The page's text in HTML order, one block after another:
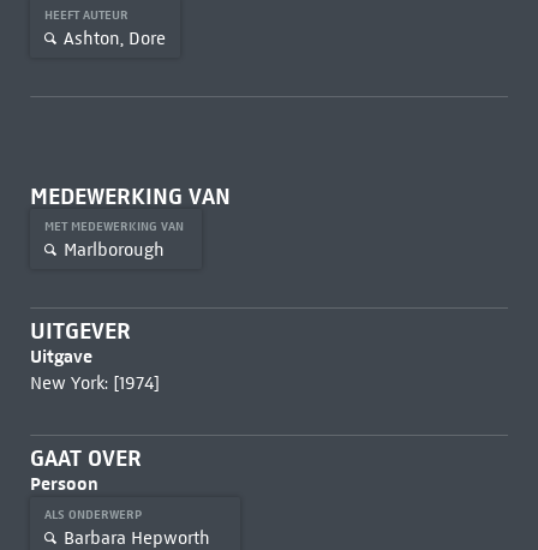
HEEFT AUTEUR
Ashton, Dore
MEDEWERKING VAN
MET MEDEWERKING VAN
Marlborough
UITGEVER
Uitgave
New York: [1974]
GAAT OVER
Persoon
ALS ONDERWERP
Barbara Hepworth